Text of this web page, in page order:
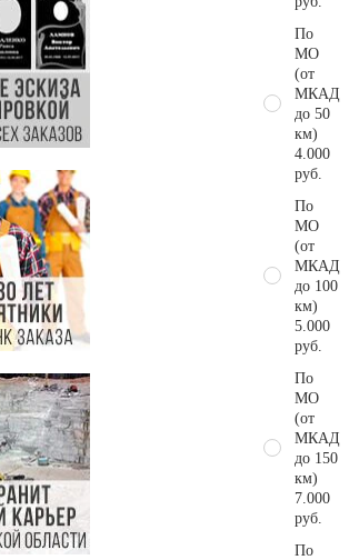
По
МО
(от
МКАД
до 50
км)
4.000
руб.
По
МО
(от
МКАД
до 100
км)
5.000
руб.
По
МО
(от
МКАД
до 150
км)
7.000
руб.
По